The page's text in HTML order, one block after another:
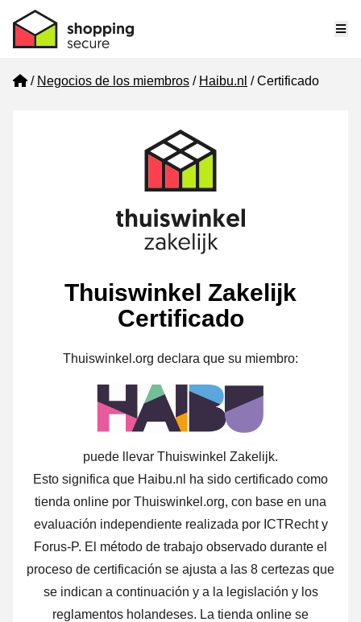
Home
Negocios de los miembros Haibu.nl Certificado
Thuiswinkel Zakelijk
Certificado
Thuiswinkel.org declara que su miembro:
puede llevar Thuiswinkel Zakelijk.
Esto significa que Haibu.nl ha sido certificado como
tienda online por Thuiswinkel.org, con base en una
evaluación independiente realizada por ICTRecht y
Forus-P. El método de trabajo observado durante el
proceso de certificación se ajusta a las 8 certezas que
se indican a continuación y a la legislación y los
reglamentos holandeses. La tienda online se